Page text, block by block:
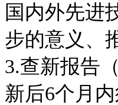
国内外先进
步的意义、
3.查新报告
新后6个月